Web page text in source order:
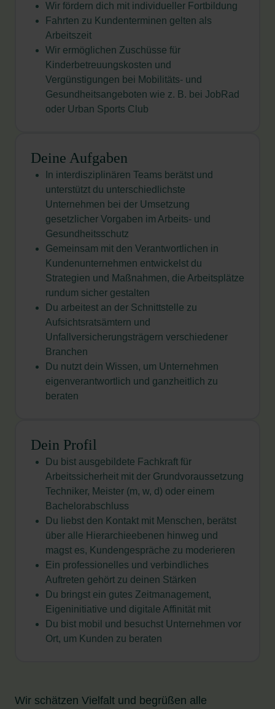
Wir fördern dich mit individueller Fortbildung
Fahrten zu Kundenterminen gelten als
Arbeitszeit
Wir ermöglichen Zuschüsse für
Kinderbetreuungskosten und
Vergünstigungen bei Mobilitäts- und
Gesundheitsangeboten wie z. B. bei JobRad
oder Urban Sports Club
Deine Aufgaben
In interdisziplinären Teams berätst und
unterstützt du unterschiedlichste
Unternehmen bei der Umsetzung
gesetzlicher Vorgaben im Arbeits- und
Gesundheitsschutz
Gemeinsam mit den Verantwortlichen in
Kundenunternehmen entwickelst du
Strategien und Maßnahmen, die Arbeitsplätze
rundum sicher gestalten
Du arbeitest an der Schnittstelle zu
Aufsichtsratsämtern und
Unfallversicherungsträgern verschiedener
Branchen
Du nutzt dein Wissen, um Unternehmen
eigenverantwortlich und ganzheitlich zu
beraten
Dein Profil
Du bist ausgebildete Fachkraft für
Arbeitssicherheit mit der Grundvoraussetzung
Techniker, Meister (m, w, d) oder einem
Bachelorabschluss
Du liebst den Kontakt mit Menschen, berätst
über alle Hierarchieebenen hinweg und
magst es, Kundengespräche zu moderieren
Ein professionelles und verbindliches
Auftreten gehört zu deinen Stärken
Du bringst ein gutes Zeitmanagement,
Eigeninitiative und digitale Affinität mit
Du bist mobil und besuchst Unternehmen vor
Ort, um Kunden zu beraten
Wir schätzen Vielfalt und begrüßen alle